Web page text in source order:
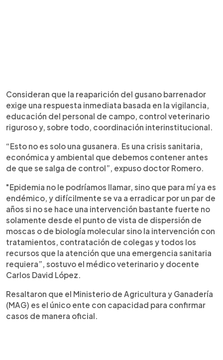
Consideran que la reaparición del gusano barrenador
exige una respuesta inmediata basada en la vigilancia,
educación del personal de campo, control veterinario
riguroso y, sobre todo, coordinación interinstitucional.
“Esto no es solo una gusanera. Es una crisis sanitaria,
económica y ambiental que debemos contener antes
de que se salga de control”, expuso doctor Romero.
"Epidemia no le podríamos llamar, sino que para mí ya es
endémico, y difícilmente se va a erradicar por un par de
años si no se hace una intervención bastante fuerte no
solamente desde el punto de vista de dispersión de
moscas o de biología molecular sino la intervención con
tratamientos, contratación de colegas y todos los
recursos que la atención que una emergencia sanitaria
requiera”, sostuvo el médico veterinario y docente
Carlos David López.
Resaltaron que el Ministerio de Agricultura y Ganadería
(MAG) es el único ente con capacidad para confirmar
casos de manera oficial.